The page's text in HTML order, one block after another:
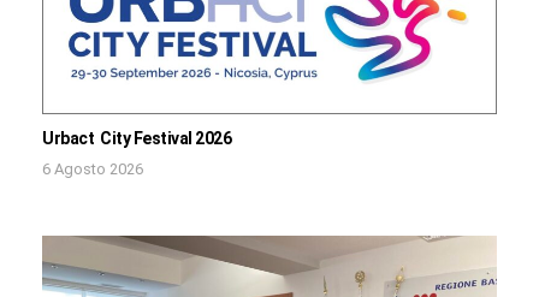
Urbact City Festival 2026
6 Agosto 2026